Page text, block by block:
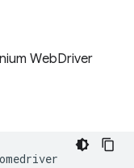
WebDriver